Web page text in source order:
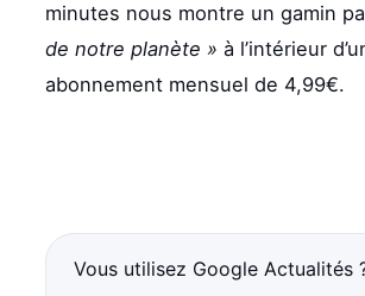
minutes nous montre un gamin
de notre planète » à l’intérieur
abonnement mensuel de 4,99€.
Vous utilisez Google Actualités